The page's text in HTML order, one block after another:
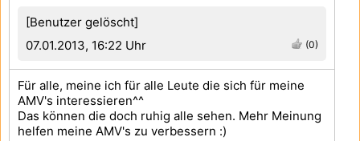
[Benutzer gelöscht]
07.01.2013, 16:22 Uhr
(0)
Für alle, meine ich für alle Leute die sich für meine
AMV's interessieren^^
Das können die doch ruhig alle sehen. Mehr Meinung
helfen meine AMV's zu verbessern :)